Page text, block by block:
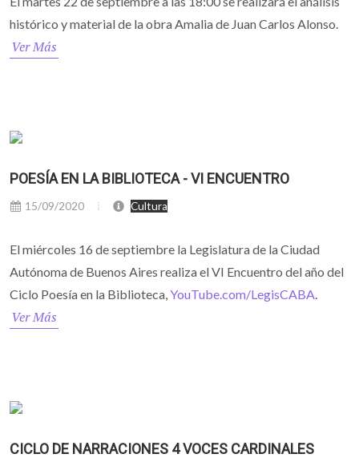
histórico y material de la obra Amalia de Juan Carlos Alonso.
Ver Más
POESÍA EN LA BIBLIOTECA - VI ENCUENTRO
15/09/2020 Cultura
El miércoles 16 de septiembre la Legislatura de la Ciudad
Autónoma de Buenos Aires realiza el VI Encuentro del año del
Ciclo Poesía en la Biblioteca,YouTube.com/LegisCABA.
Ver Más
CICLO DE NARRACIONES 4 VOCES CARDINALES